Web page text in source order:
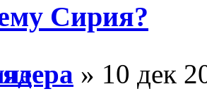
Сирия?
» 10 дек